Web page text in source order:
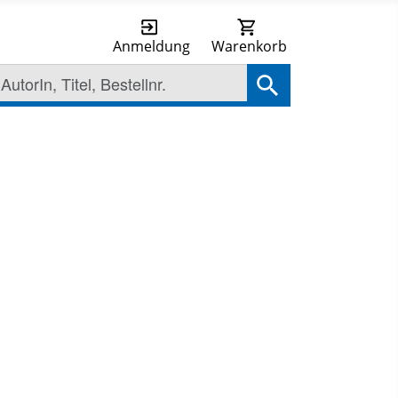
Anmeldung Warenkorb